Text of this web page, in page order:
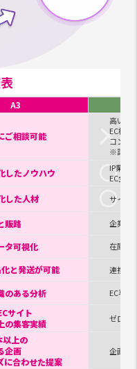
A3
ご相談可能
高い
EC構
コンサ
※詳細
したノウハウ
IP業界
EC全
した人材 サイト
販路 企業パ
タ可視化 在庫管
と発送が可能 連携に
のある分析 EC専
サイト
の集客実績
ゼロか
上の
企画
に合わせた提案
企画パ